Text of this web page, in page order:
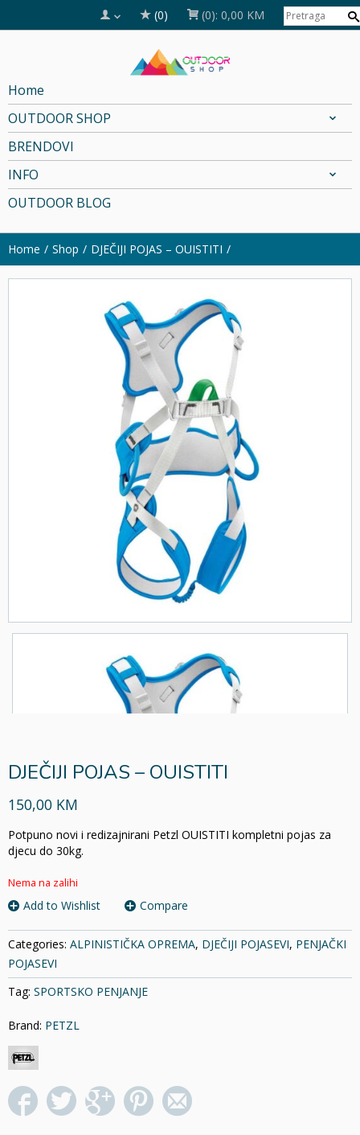
(0) (0): 0,00 KM
Home
OUTDOOR SHOP
BRENDOVI
INFO
OUTDOOR BLOG
Home Shop DJEČIJI POJAS – OUISTITI
DJEČIJI POJAS – OUISTITI
150,00 KM
Potpuno novi i redizajnirani Petzl OUISTITI kompletni pojas za
djecu do 30kg.
Nema na zalihi
Add to Wishlist Compare
Categories: ALPINISTIČKA OPREMA, DJEČIJI POJASEVI, PENJAČKI
POJASEVI
Tag: SPORTSKO PENJANJE
Brand: PETZL